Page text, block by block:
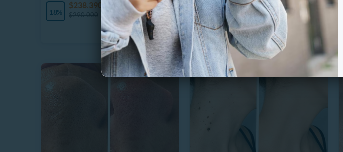
18%
$238.390
11%
$238.990
$270.000